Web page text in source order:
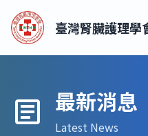
臺灣腎臟護理學
article 最新消息
Latest News